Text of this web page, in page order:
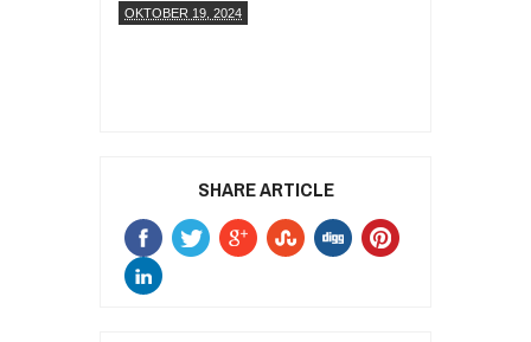
OKTOBER 19, 2024
SHARE ARTICLE